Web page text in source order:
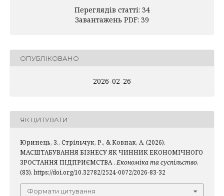
Переглядів статті: 34
Завантажень PDF: 39
ОПУБЛІКОВАНО
2026-02-26
ЯК ЦИТУВАТИ
Юринець, З., Стрільчук, Р., & Ковпак, А. (2026).
МАСШТАБУВАННЯ БІЗНЕСУ ЯК ЧИННИК ЕКОНОМІЧНОГО
ЗРОСТАННЯ ПІДПРИЄМСТВА . Економіка та суспільство,
(83). https://doi.org/10.32782/2524-0072/2026-83-32
Формати цитування